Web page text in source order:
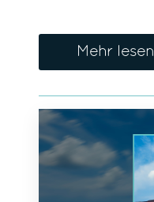
Mehr lesen